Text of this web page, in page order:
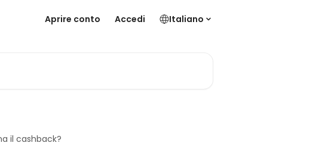
Aprire conto Accedi Italiano
il cashback?